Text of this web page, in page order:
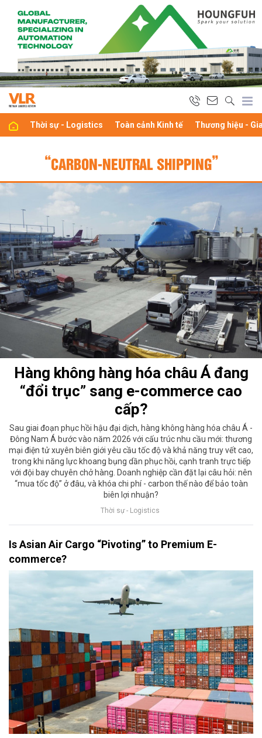
Thời sự - Logistics Toàn cảnh Kinh tế Thương hiệu -
“CARBON-NEUTRAL SHIPPING”
Hàng không hàng hóa châu Á đang
“đổi trục” sang e-commerce cao
cấp?
Sau giai đoạn phục hồi hậu đại dịch, hàng không hàng hóa châu Á -
Đông Nam Á bước vào năm 2026 với cấu trúc nhu cầu mới: thương
mại điện tử xuyên biên giới yêu cầu tốc độ và khả năng truy vết cao,
trong khi năng lực khoang bụng dần phục hồi, cạnh tranh trực tiếp
với đội bay chuyên chở hàng. Doanh nghiệp cần đặt lại câu hỏi: nên
“mua tốc độ” ở đâu, và khóa chi phí - carbon thế nào để bảo toàn
biên lợi nhuận?
Thời sự - Logistics
Is Asian Air Cargo “Pivoting” to Premium E-
commerce?